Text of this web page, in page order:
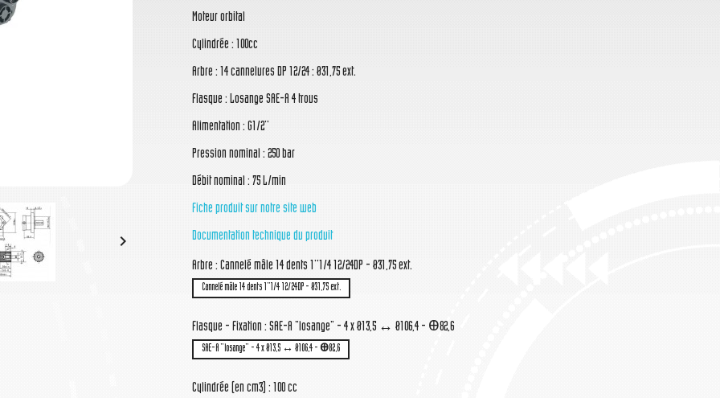

Moteur orbital
Cylindrée : 100cc
Arbre : 14 cannelures DP 12/24 : Ø31,75 ext.
Flasque : Losange SAE-A 4 trous
Alimentation : G1/2''
Pression nominal : 250 bar
Débit nominal : 75 L/min
Fiche produit sur notre site web
Documentation technique du produit
Arbre : Cannelé mâle 14 dents 1''1/4 12/24DP - Ø31,75 ext.
Cannelé mâle 14 dents 1''1/4 12/24DP - Ø31,75 ext.
Flasque - Fixation : SAE-A "losange" - 4 x Ø13,5 ↔ Ø106,4 - Ꚛ82,6
SAE-A "losange" - 4 x Ø13,5 ↔ Ø106,4 - Ꚛ82,6
Cylindrée (en cm3) : 100 cc